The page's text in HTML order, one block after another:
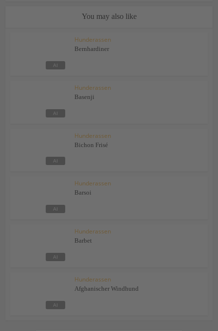
You may also like
Hunderassen
Bernhardiner
Hunderassen
Basenji
Hunderassen
Bichon Frisé
Hunderassen
Barsoi
Hunderassen
Barbet
Hunderassen
Afghanischer Windhund